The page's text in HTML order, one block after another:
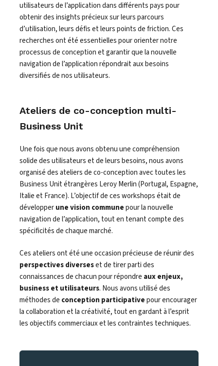
utilisateurs de l’application dans différents pays pour
obtenir des insights précieux sur leurs parcours
d’utilisation, leurs défis et leurs points de friction. Ces
recherches ont été essentielles pour orienter notre
processus de conception et garantir que la nouvelle
navigation de l’application répondrait aux besoins
diversifiés de nos utilisateurs.
Ateliers de co-conception multi-
Business Unit
Une fois que nous avons obtenu une compréhension
solide des utilisateurs et de leurs besoins, nous avons
organisé des ateliers de co-conception avec toutes les
Business Unit étrangères Leroy Merlin (Portugal, Espagne,
Italie et France). L’objectif de ces workshops était de
développerune vision communepour la nouvelle
navigation de l’application, tout en tenant compte des
spécificités de chaque marché.
Ces ateliers ont été une occasion précieuse de réunir des
perspectives diverseset de tirer parti des
connaissances de chacun pour répondre aux enjeux,
business et utilisateurs. Nous avons utilisé des
méthodes de conception participativepour encourager
la collaboration et la créativité, tout en gardant à l’esprit
les objectifs commerciaux et les contraintes techniques.